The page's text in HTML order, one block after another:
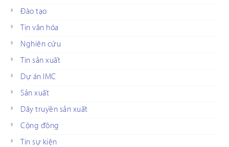
Đào tạo
Tin văn hóa
Nghiên cứu
Tin sản xuất
Dự án IMC
Sản xuất
Dây truyền sản xuất
Cộng đồng
Tin sự kiện